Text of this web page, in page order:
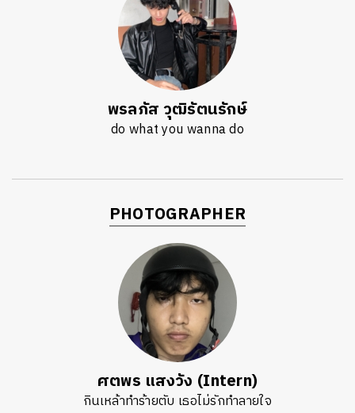
พรลภัส วุฒิรัตนรักษ์
do what you wanna do
PHOTOGRAPHER
ศตพร แสงวัง (Intern)
กินเหล้าทำร้ายตับ เธอไม่รักทำลายใจ